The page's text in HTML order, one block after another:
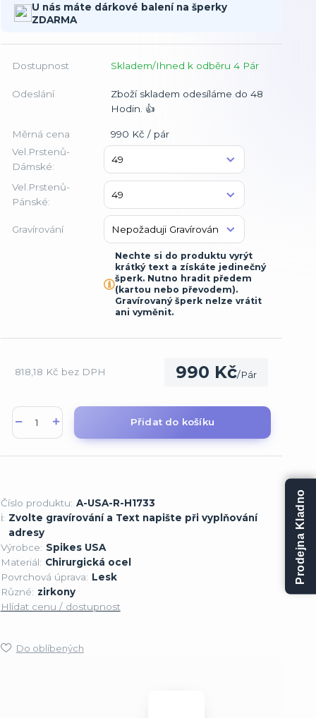
U nás máte dárkové balení na šperky
ZDARMA
Dostupnost Skladem/Ihned k odběru 4 Pár
Odeslání
Zboží skladem odesíláme do 48
Hodin. 👍
Měrná cena
990 Kč / pár
Vel.Prstenů-
Dámské:
Vel.Prstenů-
Pánské:
Gravírování
Nechte si do produktu vyrýt
krátký text a získáte jedinečný
šperk. Nutno hradit předem
(kartou nebo převodem).
Gravírovaný šperk nelze vrátit
ani vyměnit.
990 Kč/Pár
818,18 Kč bez DPH
Přidat do košíku
Číslo produktu: A-USA-R-H1733
ℹ️: Zvolte gravírování a Text napište při vyplňování
adresy
Výrobce: Spikes USA
Materiál: Chirurgická ocel
Povrchová úprava: Lesk
Různé: zirkony
Hlídat cenu / dostupnost
Do oblíbených
Prodejna Kladno